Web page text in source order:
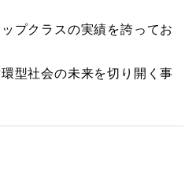
プクラスの実績を誇ってお
型社会の未来を切り開く事